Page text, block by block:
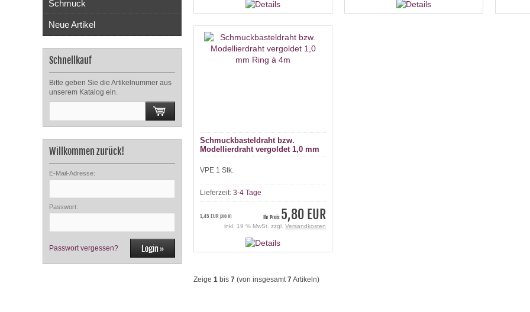
Schmuck
Neue Artikel
Schnellkauf
Bitte geben Sie die Artikelnummer aus
unserem Katalog ein.
Willkommen zurück!
E-Mail-Adresse:
Passwort:
Passwort vergessen?
Schmuckbasteldraht bzw.
Modellierdraht vergoldet 1,0 mm
Ring à 4m
VPE 1 Stk.
Lieferzeit: 3-4 Tage
Ihr Preis 5,80 EUR
1,45 EUR pro m
inkl. 19 % MwSt. zzgl. Versandkosten
Zeige 1 bis 7 (von insgesamt7Artikeln)